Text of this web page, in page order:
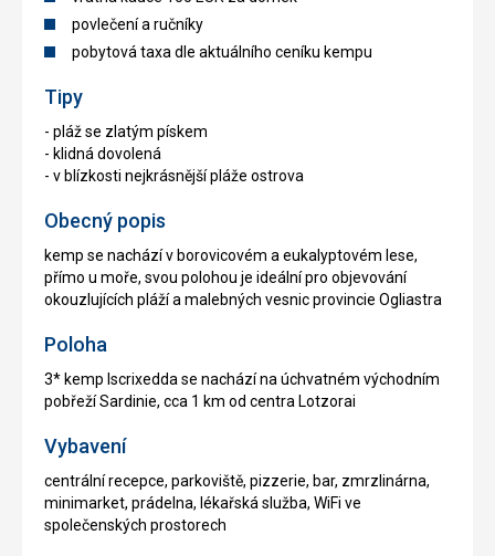
povlečení a ručníky
pobytová taxa dle aktuálního ceníku kempu
Tipy
- pláž se zlatým pískem
- klidná dovolená
- v blízkosti nejkrásnější pláže ostrova
Obecný popis
kemp se nachází v borovicovém a eukalyptovém lese,
přímo u moře, svou polohou je ideální pro objevování
okouzlujících pláží a malebných vesnic provincie Ogliastra
Poloha
3* kemp Iscrixedda se nachází na úchvatném východním
pobřeží Sardinie, cca 1 km od centra Lotzorai
Vybavení
centrální recepce, parkoviště, pizzerie, bar, zmrzlinárna,
minimarket, prádelna, lékařská služba, WiFi ve
společenských prostorech